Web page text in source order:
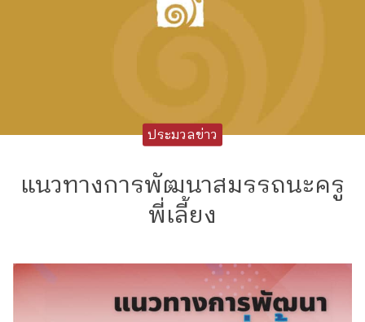
ประมวลข่าว
แนวทางการพัฒนาสมรรถนะครู
พี่เลี้ยง